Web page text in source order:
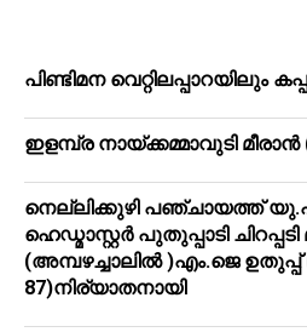
പിണ്ടിമന വെറ്റിലപ്പാറയിലും
ഇളമ്പ്ര നായ്ക്കമ്മാവുടി
നെല്ലിക്കുഴി പഞ്ചായത്ത്
ഹെഡ്മാസ്റ്റർ പുതുപ്പാടി
(അമ്പഴച്ചാലിൽ )എം.ജെ
87)നിര്യാതനായി